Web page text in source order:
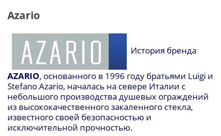
Azario
История бренда
AZARIO, основанного в 1996 году братьями Luigi и
StefanoAzario, началась на севере Италии с
небольшого производства душевых ограждений
из высококачественного закаленного стекла,
известного своей безопасностью и
исключительной прочностью.